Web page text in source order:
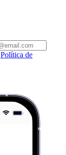
Política de